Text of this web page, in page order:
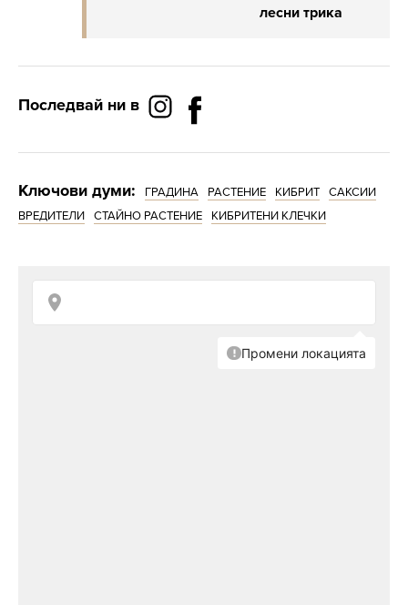
лесни трика
Последвай ни в
Ключови думи: ГРАДИНА РАСТЕНИЕ КИБРИТ
САКСИИ
ВРЕДИТЕЛИ
СТАЙНО РАСТЕНИЕ КИБРИТЕНИ КЛЕЧКИ